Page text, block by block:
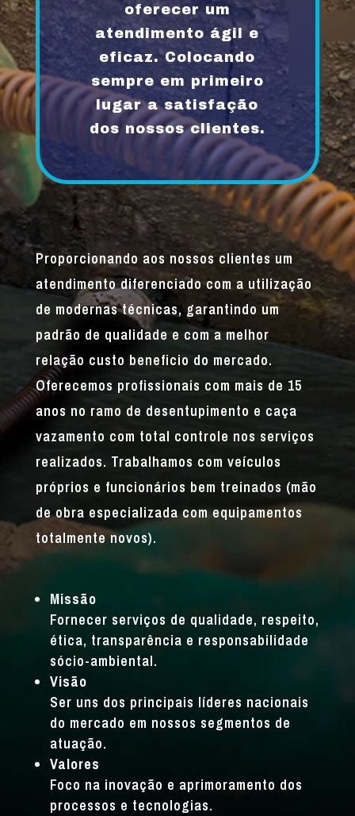
oferecer um
atendimento ágil e
eficaz. Colocando
sempre em primeiro
lugar a satisfação
dos nossos clientes.
Proporcionando aos nossos clientes um
atendimento diferenciado com a utilização
de modernas técnicas, garantindo um
padrão de qualidade e com a melhor
relação custo beneficio do mercado.
Oferecemos profissionais com mais de 15
anos no ramo de desentupimento e caça
vazamento com total controle nos serviços
realizados. Trabalhamos com veículos
próprios e funcionários bem treinados (mão
de obra especializada com equipamentos
totalmente novos).
Missão
Fornecer serviços de qualidade, respeito,
ética, transparência e responsabilidade
sócio-ambiental.
Visão
Ser uns dos principais líderes nacionais
do mercado em nossos segmentos de
atuação.
Valores
Foco na inovação e aprimoramento dos
processos e tecnologias.